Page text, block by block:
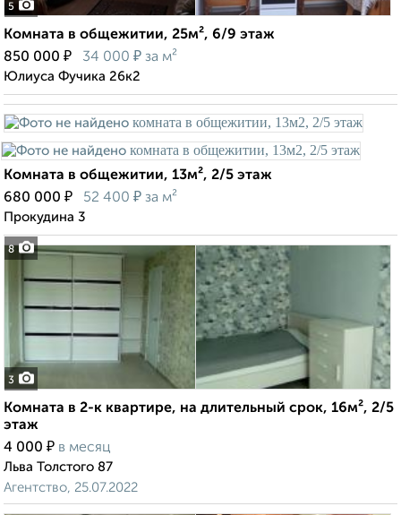
5
Комната в общежитии, 25м², 6/9 этаж
850 000 ₽ 34 000 ₽ за м²
Юлиуса Фучика 26к2
8
Комната в общежитии, 13м², 2/5 этаж
680 000 ₽ 52 400 ₽ за м²
Прокудина 3
3
Комната в 2-к квартире, на длительный срок, 16м², 2/5
этаж
4 000 ₽ в месяц
Льва Толстого 87
Агентство, 25.07.2022